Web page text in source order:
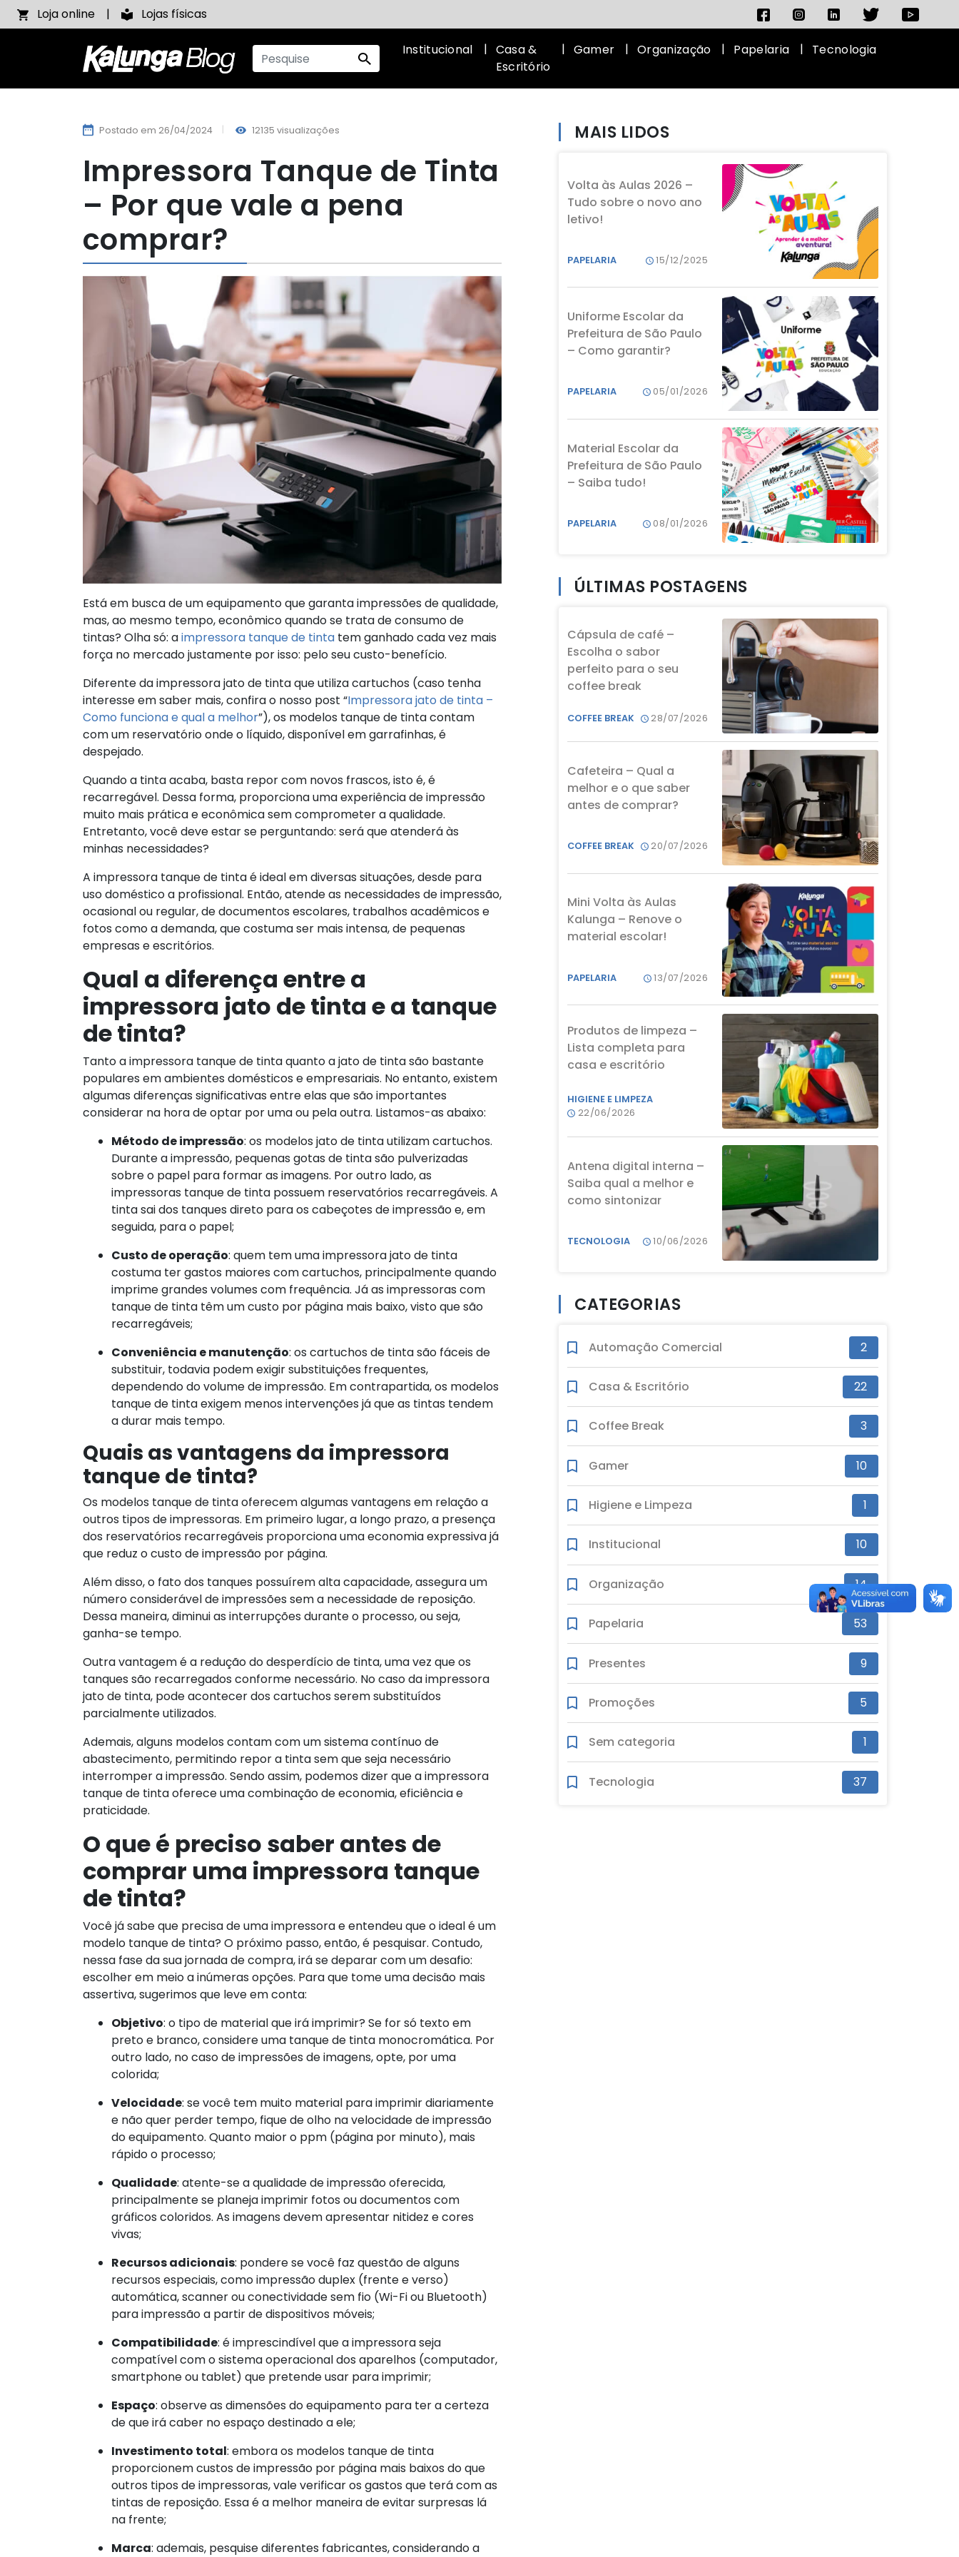
Loja online Lojas físicas
Institucional
Casa &
Escritório
Gamer Organização Papelaria Tecnologia
Postado em 26/04/2024 12135 visualizações
Impressora Tanque de Tinta
– Por que vale a pena
comprar?
Está em busca de um equipamento que garanta impressões de qualidade,
mas, ao mesmo tempo, econômico quando se trata de consumo de
tintas? Olha só: aimpressora tanque de tintatem ganhado cada vez mais
força no mercado justamente por isso: pelo seu custo-benefício.
Diferente da impressora jato de tinta que utiliza cartuchos (caso tenha
interesse em saber mais, confira o nosso post “Impressora jato de tinta –
Como funciona e qual a melhor”), os modelos tanque de tinta contam
com um reservatório onde o líquido, disponível em garrafinhas, é
despejado.
Quando a tinta acaba, basta repor com novos frascos, isto é, é
recarregável. Dessa forma, proporciona uma experiência de impressão
muito mais prática e econômica sem comprometer a qualidade.
Entretanto, você deve estar se perguntando: será que atenderá às
minhas necessidades?
A impressora tanque de tinta é ideal em diversas situações, desde para
uso doméstico a profissional. Então, atende as necessidades de impressão,
ocasional ou regular, de documentos escolares, trabalhos acadêmicos e
fotos como a demanda, que costuma ser mais intensa, de pequenas
empresas e escritórios.
Qual a diferença entre a
impressora jato de tinta e a tanque
de tinta?
Tanto a impressora tanque de tinta quanto a jato de tinta são bastante
populares em ambientes domésticos e empresariais. No entanto, existem
algumas diferenças significativas entre elas que são importantes
considerar na hora de optar por uma ou pela outra. Listamos-as abaixo:
Método de impressão: os modelos jato de tinta utilizam cartuchos.
Durante a impressão, pequenas gotas de tinta são pulverizadas
sobre o papel para formar as imagens. Por outro lado, as
impressoras tanque de tinta possuem reservatórios recarregáveis. A
tinta sai dos tanques direto para os cabeçotes de impressão e, em
seguida, para o papel;
Custo de operação: quem tem uma impressora jato de tinta
costuma ter gastos maiores com cartuchos, principalmente quando
imprime grandes volumes com frequência. Já as impressoras com
tanque de tinta têm um custo por página mais baixo, visto que são
recarregáveis;
Conveniência e manutenção: os cartuchos de tinta são fáceis de
substituir, todavia podem exigir substituições frequentes,
dependendo do volume de impressão. Em contrapartida, os modelos
tanque de tinta exigem menos intervenções já que as tintas tendem
a durar mais tempo.
Quais as vantagens da impressora
tanque de tinta?
Os modelos tanque de tinta oferecem algumas vantagens em relação a
outros tipos de impressoras. Em primeiro lugar, a longo prazo, a presença
dos reservatórios recarregáveis proporciona uma economia expressiva já
que reduz o custo de impressão por página.
Além disso, o fato dos tanques possuírem alta capacidade, assegura um
número considerável de impressões sem a necessidade de reposição.
Dessa maneira, diminui as interrupções durante o processo, ou seja,
ganha-se tempo.
Outra vantagem é a redução do desperdício de tinta, uma vez que os
tanques são recarregados conforme necessário. No caso da impressora
jato de tinta, pode acontecer dos cartuchos serem substituídos
parcialmente utilizados.
Ademais, alguns modelos contam com um sistema contínuo de
abastecimento, permitindo repor a tinta sem que seja necessário
interromper a impressão. Sendo assim, podemos dizer que a impressora
tanque de tinta oferece uma combinação de economia, eficiência e
praticidade.
O que é preciso saber antes de
comprar uma impressora tanque
de tinta?
Você já sabe que precisa de uma impressora e entendeu que o ideal é um
modelo tanque de tinta? O próximo passo, então, é pesquisar. Contudo,
nessa fase da sua jornada de compra, irá se deparar com um desafio:
escolher em meio a inúmeras opções. Para que tome uma decisão mais
assertiva, sugerimos que leve em conta:
Objetivo: o tipo de material que irá imprimir? Se for só texto em
preto e branco, considere uma tanque de tinta monocromática. Por
outro lado, no caso de impressões de imagens, opte, por uma
colorida;
Velocidade: se você tem muito material para imprimir diariamente
e não quer perder tempo, fique de olho na velocidade de impressão
do equipamento. Quanto maior o ppm (página por minuto), mais
rápido o processo;
Qualidade: atente-se a qualidade de impressão oferecida,
principalmente se planeja imprimir fotos ou documentos com
gráficos coloridos. As imagens devem apresentar nitidez e cores
vivas;
Recursos adicionais: pondere se você faz questão de alguns
recursos especiais, como impressão duplex (frente e verso)
automática, scanner ou conectividade sem fio (Wi-Fi ou Bluetooth)
para impressão a partir de dispositivos móveis;
Compatibilidade: é imprescindível que a impressora seja
compatível com o sistema operacional dos aparelhos (computador,
smartphone ou tablet) que pretende usar para imprimir;
Espaço: observe as dimensões do equipamento para ter a certeza
de que irá caber no espaço destinado a ele;
Investimento total: embora os modelos tanque de tinta
proporcionem custos de impressão por página mais baixos do que
outros tipos de impressoras, vale verificar os gastos que terá com as
tintas de reposição. Essa é a melhor maneira de evitar surpresas lá
na frente;
Marca: ademais, pesquise diferentes fabricantes, considerando a
MAIS LIDOS
Volta às Aulas 2026 –
Tudo sobre o novo ano
letivo!
PAPELARIA 15/12/2025
Uniforme Escolar da
Prefeitura de São Paulo
– Como garantir?
PAPELARIA 05/01/2026
Material Escolar da
Prefeitura de São Paulo
– Saiba tudo!
PAPELARIA 08/01/2026
ÚLTIMAS POSTAGENS
Cápsula de café –
Escolha o sabor
perfeito para o seu
coffee break
COFFEE BREAK 28/07/2026
Cafeteira – Qual a
melhor e o que saber
antes de comprar?
COFFEE BREAK 20/07/2026
Mini Volta às Aulas
Kalunga – Renove o
material escolar!
PAPELARIA 13/07/2026
Produtos de limpeza –
Lista completa para
casa e escritório
HIGIENE E LIMPEZA
22/06/2026
Antena digital interna –
Saiba qual a melhor e
como sintonizar
TECNOLOGIA 10/06/2026
CATEGORIAS
Automação Comercial 2
Casa & Escritório 22
Coffee Break 3
Gamer 10
Higiene e Limpeza 1
Institucional 10
Organização 14
Papelaria 53
Presentes 9
Promoções 5
Sem categoria 1
Tecnologia 37